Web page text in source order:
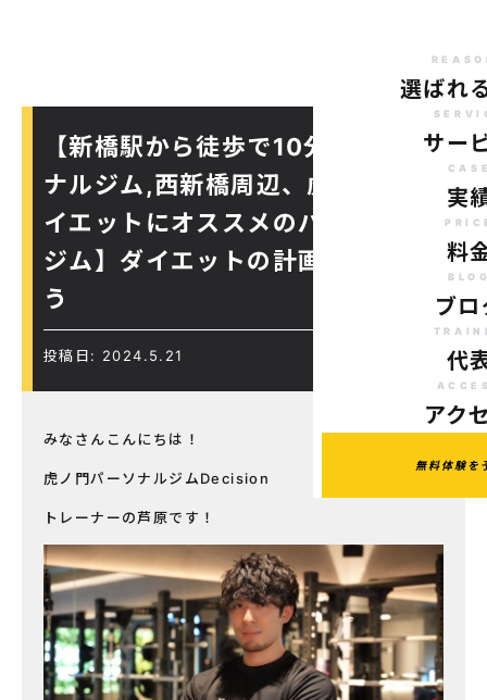
選ばれ
サー
実
料
ブロ
代
アク
無料体験を
【新橋駅から徒歩で10分のパーソ
ナルジム,西新橋周辺、虎ノ門駅ダ
イエットにオススメのパーソナル
ジム】ダイエットの計画をたてよ
う
投稿日: 2024.5.21
みなさんこんにちは！
虎ノ門パーソナルジムDecision
トレーナーの芦原です！